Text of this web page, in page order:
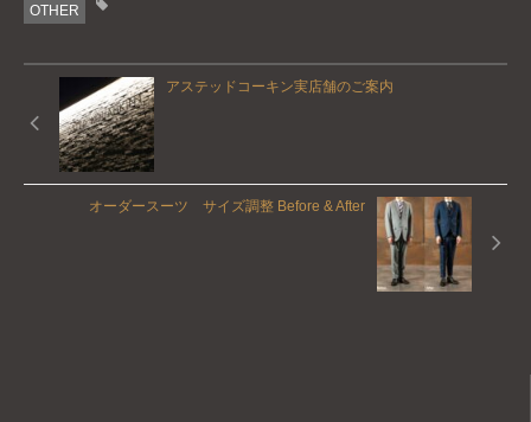
OTHER
アステッドコーキン実店舗のご案内
オーダースーツ サイズ調整 Before & After